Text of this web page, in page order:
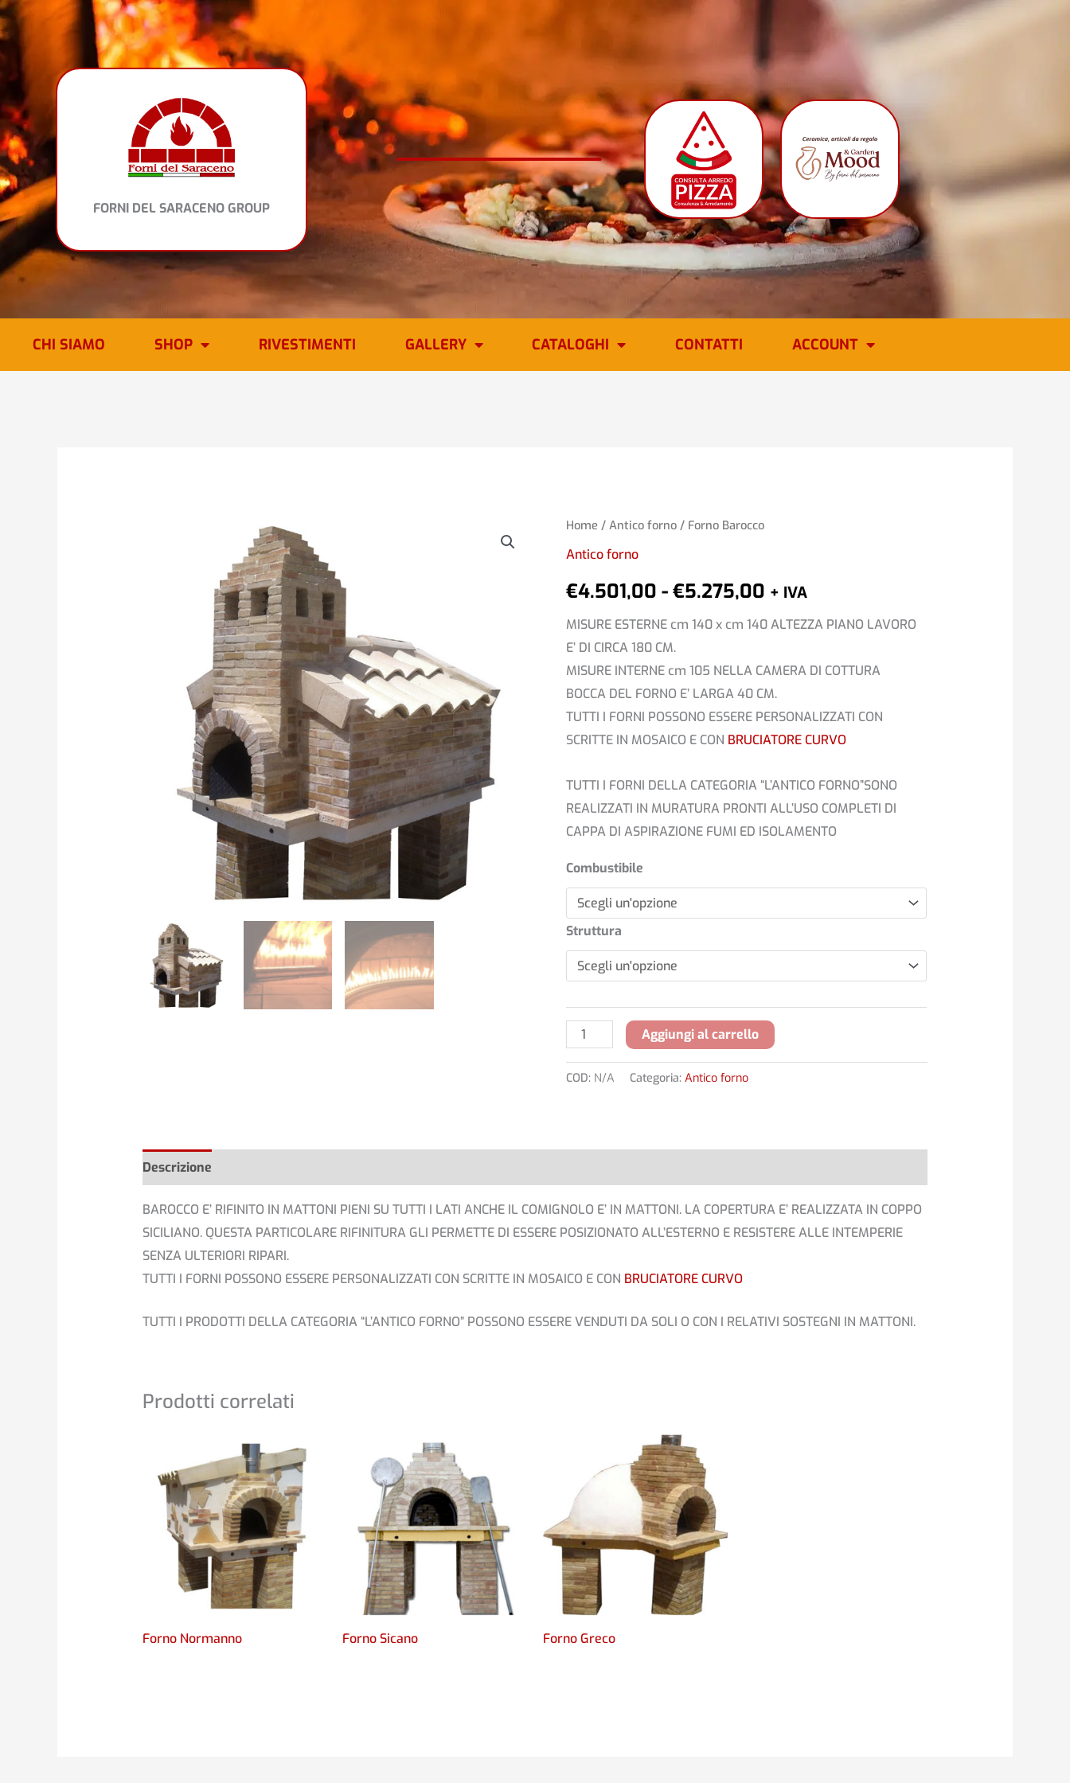
Vai
al
contenuto
FORNI DEL SARACENO GROUP
CHI SIAMO SHOP RIVESTIMENTI GALLERY CATALOGHI CONTATTI ACCOUNT
Home /Antico forno / Forno Barocco
Antico forno
€4.501,00 - €5.275,00 prezzo:
da
€4.501,00
a
€5.275,00
+ IVA
MISURE ESTERNE cm 140 x cm 140 ALTEZZA PIANO LAVORO
E’ DI CIRCA 180 CM.
MISURE INTERNE cm 105 NELLA CAMERA DI COTTURA
BOCCA DEL FORNO E’ LARGA 40 CM.
TUTTI I FORNI POSSONO ESSERE PERSONALIZZATI CON
SCRITTE IN MOSAICO E CON BRUCIATORE CURVO
TUTTI I FORNI DELLA CATEGORIA “L’ANTICO FORNO”SONO
REALIZZATI IN MURATURA PRONTI ALL’USO COMPLETI DI
CAPPA DI ASPIRAZIONE FUMI ED ISOLAMENTO
Combustibile
Struttura
Forno
Barocco
Aggiungi al carrello
COD: N/A Categoria:Antico forno
Descrizione
BAROCCO E’ RIFINITO IN MATTONI PIENI SU TUTTI I LATI ANCHE IL COMIGNOLO E’ IN MATTONI. LA COPERTURA E’ REALIZZATA IN COPPO
SICILIANO. QUESTA PARTICOLARE RIFINITURA GLI PERMETTE DI ESSERE POSIZIONATO ALL’ESTERNO E RESISTERE ALLE INTEMPERIE
SENZA ULTERIORI RIPARI.
TUTTI I FORNI POSSONO ESSERE PERSONALIZZATI CON SCRITTE IN MOSAICO E CON BRUCIATORE CURVO
TUTTI I PRODOTTI DELLA CATEGORIA “L’ANTICO FORNO” POSSONO ESSERE VENDUTI DA SOLI O CON I RELATIVI SOSTEGNI IN MATTONI.
Prodotti correlati
Forno Normanno Forno Sicano Forno Greco